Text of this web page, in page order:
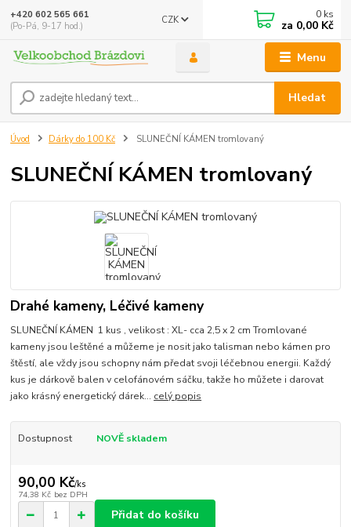
Menu
CZK
Hledat
+420 602 565 661
(Po-Pá, 9-17 hod.)
0 ks
za 0,00 Kč
Úvod Dárky do 100 Kč SLUNEČNÍ KÁMEN tromlovaný
SLUNEČNÍ KÁMEN tromlovaný
Drahé kameny, Léčivé kameny
SLUNEČNÍ KÁMEN 1 kus , velikost : XL- cca 2,5 x 2 cm Tromlované
kameny jsou leštěné a můžeme je nosit jako talisman nebo kámen pro
štěstí, ale vždy jsou schopny nám předat svoji léčebnou energii. Každý
kus je dárkově balen v celofánovém sáčku, takže ho můžete i darovat
jako krásný energetický dárek... celý popis
Dostupnost NOVĚ skladem
90,00 Kč/ks
74,38 Kč bez DPH
Přidat do košíku